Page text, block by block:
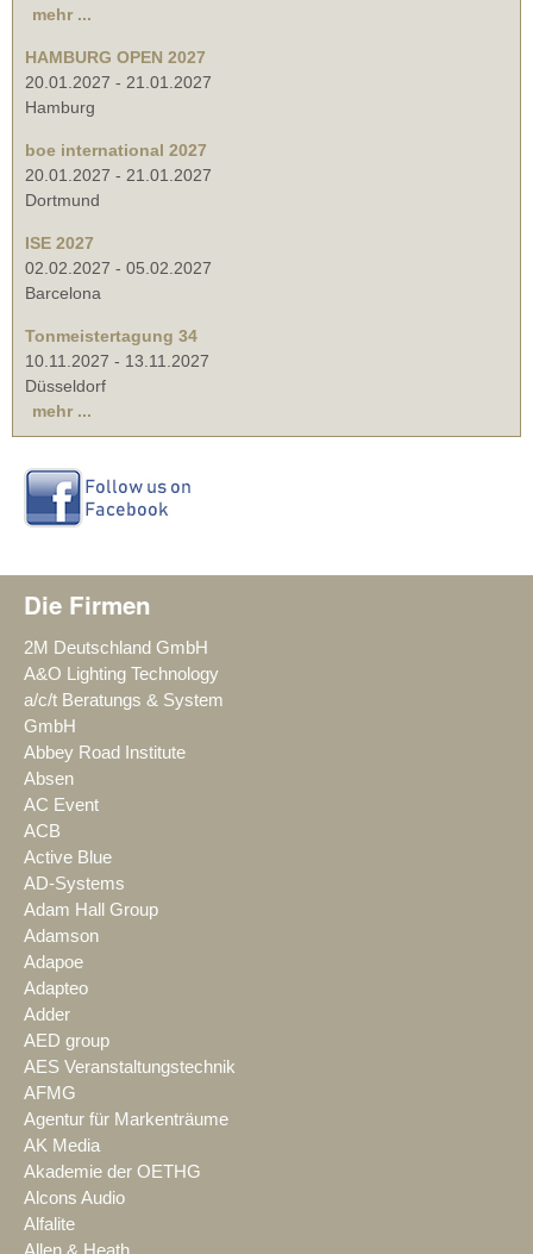
mehr ...
HAMBURG OPEN 2027
20.01.2027 - 21.01.2027
Hamburg
boe international 2027
20.01.2027 - 21.01.2027
Dortmund
ISE 2027
02.02.2027 - 05.02.2027
Barcelona
Tonmeistertagung 34
10.11.2027 - 13.11.2027
Düsseldorf
mehr ...
Die Firmen
2M Deutschland GmbH
A&O Lighting Technology
a/c/t Beratungs & System
GmbH
Abbey Road Institute
Absen
AC Event
ACB
Active Blue
AD-Systems
Adam Hall Group
Adamson
Adapoe
Adapteo
Adder
AED group
AES Veranstaltungstechnik
AFMG
Agentur für Markenträume
AK Media
Akademie der OETHG
Alcons Audio
Alfalite